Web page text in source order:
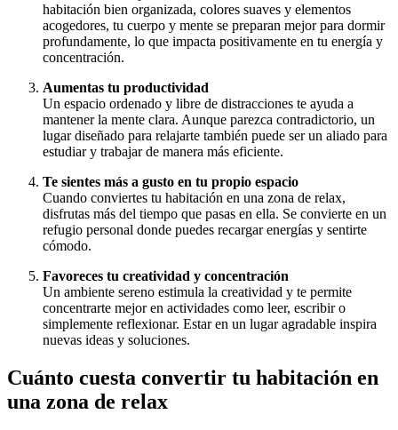
habitación bien organizada, colores suaves y elementos
acogedores, tu cuerpo y mente se preparan mejor para dormir
profundamente, lo que impacta positivamente en tu energía y
concentración.
Aumentas tu productividad
Un espacio ordenado y libre de distracciones te ayuda a
mantener la mente clara. Aunque parezca contradictorio, un
lugar diseñado para relajarte también puede ser un aliado para
estudiar y trabajar de manera más eficiente.
Te sientes más a gusto en tu propio espacio
Cuando conviertes tu habitación en una zona de relax,
disfrutas más del tiempo que pasas en ella. Se convierte en un
refugio personal donde puedes recargar energías y sentirte
cómodo.
Favoreces tu creatividad y concentración
Un ambiente sereno estimula la creatividad y te permite
concentrarte mejor en actividades como leer, escribir o
simplemente reflexionar. Estar en un lugar agradable inspira
nuevas ideas y soluciones.
Cuánto cuesta convertir tu habitación en
una zona de relax